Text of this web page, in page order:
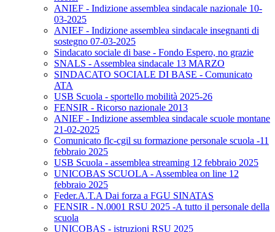
ANIEF - Indizione assemblea sindacale nazionale 10-
03-2025
ANIEF - Indizione assemblea sindacale insegnanti di
sostegno 07-03-2025
Sindacato sociale di base - Fondo Espero, no grazie
SNALS - Assemblea sindacale 13 MARZO
SINDACATO SOCIALE DI BASE - Comunicato
ATA
USB Scuola - sportello mobilità 2025-26
FENSIR - Ricorso nazionale 2013
ANIEF - Indizione assemblea sindacale scuole montane
21-02-2025
Comunicato flc-cgil su formazione personale scuola -11
febbraio 2025
USB Scuola - assemblea streaming 12 febbraio 2025
UNICOBAS SCUOLA - Assemblea on line 12
febbraio 2025
Feder.A.T.A Dai forza a FGU SINATAS
FENSIR - N.0001 RSU 2025 -A tutto il personale della
scuola
UNICOBAS - istruzioni RSU 2025